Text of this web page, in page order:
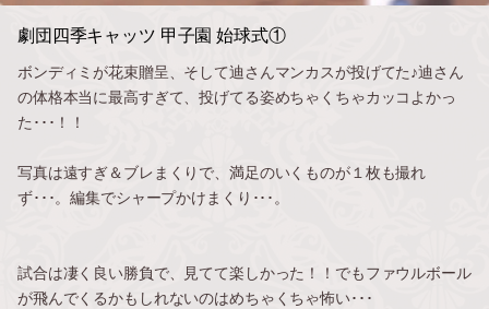
劇団四季キャッツ 甲子園 始球式①
ボンディミが花束贈呈、そして迪さんマンカスが投げてた♪迪さん
の体格本当に最高すぎて、投げてる姿めちゃくちゃカッコよかっ
た･･･！！
写真は遠すぎ＆ブレまくりで、満足のいくものが１枚も撮れ
ず･･･。編集でシャープかけまくり･･･。
試合は凄く良い勝負で、見てて楽しかった！！でもファウルボール
が飛んでくるかもしれないのはめちゃくちゃ怖い･･･